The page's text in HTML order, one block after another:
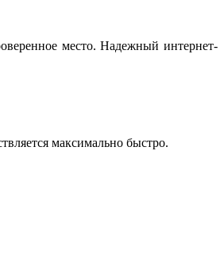
место. Надежный интернет-
максимально быстро.